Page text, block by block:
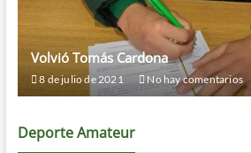
Volvió Tomás Cardona
8 de julio de 2021 No hay comentarios
Deporte Amateur